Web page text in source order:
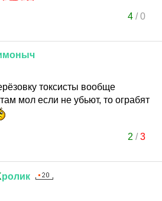
4/0
токсисты вообще
мол если не убьют, то ограбят
2 /3
ролик